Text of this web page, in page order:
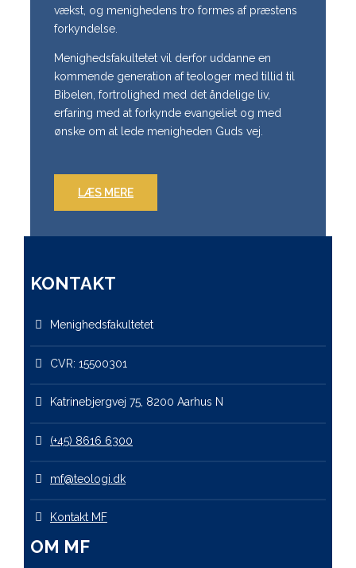
vækst, og menighedens tro formes af præstens
forkyndelse.
Menighedsfakultetet vil derfor uddanne en
kommende generation af teologer med tillid til
Bibelen, fortrolighed med det åndelige liv,
erfaring med at forkynde evangeliet og med
ønske om at lede menigheden Guds vej.
LÆS MERE
KONTAKT
Menighedsfakultetet
CVR: 15500301
Katrinebjergvej 75, 8200 Aarhus N
(+45) 8616 6300
mf@teologi.dk
Kontakt MF
OM MF